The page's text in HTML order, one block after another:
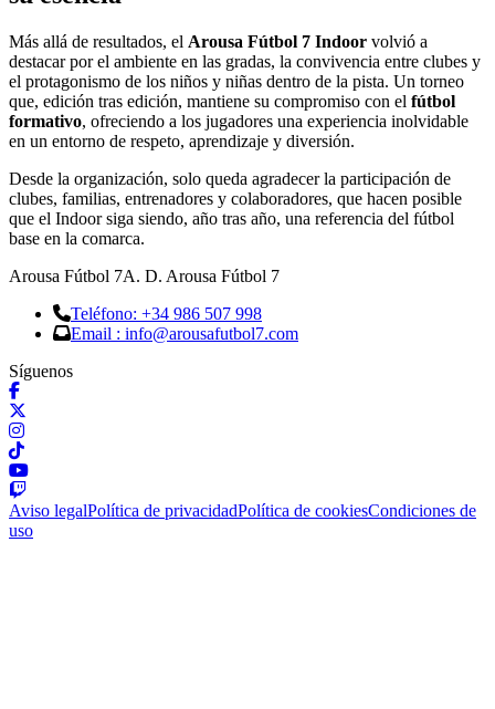
Más allá de resultados, el Arousa Fútbol 7 Indoor volvió a
destacar por el ambiente en las gradas, la convivencia entre clubes y
el protagonismo de los niños y niñas dentro de la pista. Un torneo
que, edición tras edición, mantiene su compromiso con el fútbol
formativo, ofreciendo a los jugadores una experiencia inolvidable
en un entorno de respeto, aprendizaje y diversión.
Desde la organización, solo queda agradecer la participación de
clubes, familias, entrenadores y colaboradores, que hacen posible
que el Indoor siga siendo, año tras año, una referencia del fútbol
base en la comarca.
Arousa Fútbol 7A. D. Arousa Fútbol 7
Teléfono: +34 986 507 998
Email : info@arousafutbol7.com
Síguenos
Aviso legalPolítica de privacidadPolítica de cookiesCondiciones de
uso